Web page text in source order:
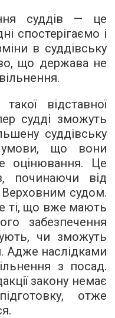
суддів — це
спостерігаємо і
в суддівську
що держава не
відставної
судді зможуть
суддівську
що вони
оцінювання. Це
починаючи від
Верховним судом.
ті, що вже мають
забезпечення
чи зможуть
Адже наслідками
з посад.
закону немає
отже